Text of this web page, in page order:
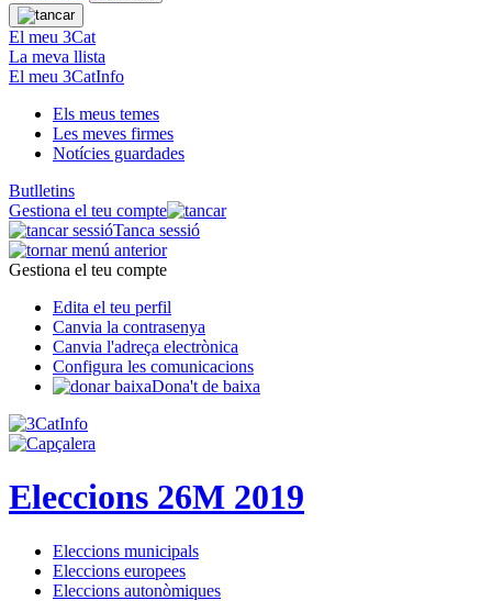
El meu 3Cat
La meva llista
El meu 3CatInfo
Els meus temes
Les meves firmes
Notícies guardades
Butlletins
Gestiona el teu compte
Tanca sessió
Gestiona el teu compte
Edita el teu perfil
Canvia la contrasenya
Canvia l'adreça electrònica
Configura les comunicacions
Dona't de baixa
Eleccions 26M 2019
Eleccions municipals
Eleccions europees
Eleccions autonòmiques